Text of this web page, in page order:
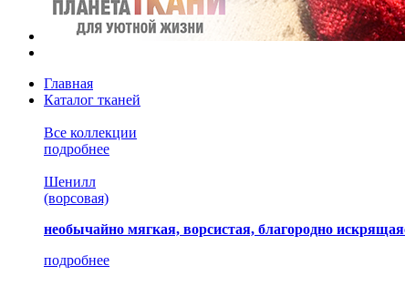
Главная
Каталог тканей
Все коллекции
подробнее
Шенилл
(ворсовая)
необычайно мягкая, ворсистая, благородно
подробнее